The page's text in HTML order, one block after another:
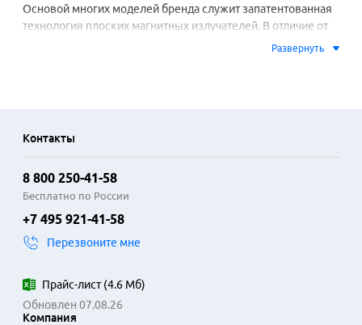
Основой многих моделей бренда служит запатентованная
технология плоских магнитных излучателей. В отличие от
традиционных динамических драйверов, эта конструкция
Ассортимент включает проводные полноразмерные и
внутриканальные наушники для домашнего
прослушивания, а также беспроводные модели с
поддержкой кодексов высокого разрешения, таких как
LDAC и aptX HD. Совместимость охватывает различные
преобразователей и усилителей до смартфонов и
легкие и прочные материалы, а эргономика разработана
для длительного использования.
Развернуть
Контакты
8 800 250-41-58
Бесплатно по России
+7 495 921-41-58
Перезвоните мне
Прайс-лист(4.6 Мб)
Обновлен 07.08.26
Компания